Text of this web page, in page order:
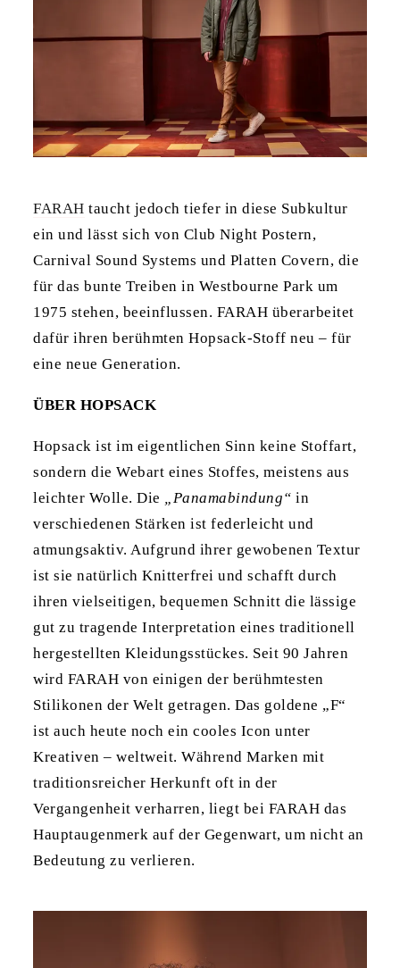
FARAH taucht jedoch tiefer in diese Subkultur
ein und lässt sich von Club Night Postern,
Carnival Sound Systems und Platten Covern, die
für das bunte Treiben in Westbourne Park um
1975 stehen, beeinflussen. FARAH überarbeitet
dafür ihren berühmten Hopsack-Stoff neu – für
eine neue Generation.
ÜBER HOPSACK
Hopsack ist im eigentlichen Sinn keine Stoffart,
sondern die Webart eines Stoffes, meistens aus
leichter Wolle. Die
„Panamabindung“ in
verschiedenen Stärken ist federleicht und
atmungsaktiv. Aufgrund ihrer gewobenen Textur
ist sie natürlich Knitterfrei und schafft durch
ihren vielseitigen, bequemen Schnitt die lässige
gut zu tragende Interpretation eines traditionell
hergestellten Kleidungsstückes. Seit 90 Jahren
wird FARAH von einigen der berühmtesten
Stilikonen der Welt getragen. Das goldene „F“
ist auch heute noch ein cooles Icon unter
Kreativen – weltweit. Während Marken mit
traditionsreicher Herkunft oft in der
Vergangenheit verharren, liegt bei FARAH das
Hauptaugenmerk auf der Gegenwart, um nicht an
Bedeutung zu verlieren.